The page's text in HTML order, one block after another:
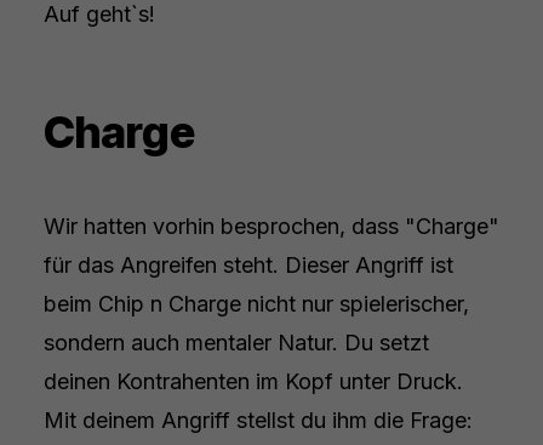
Auf geht`s!
Charge
Wir hatten vorhin besprochen, dass "Charge"
für das Angreifen steht. Dieser Angriff ist
beim Chip n Charge nicht nur spielerischer,
sondern auch mentaler Natur. Du setzt
deinen Kontrahenten im Kopf unter Druck.
Mit deinem Angriff stellst du ihm die Frage: